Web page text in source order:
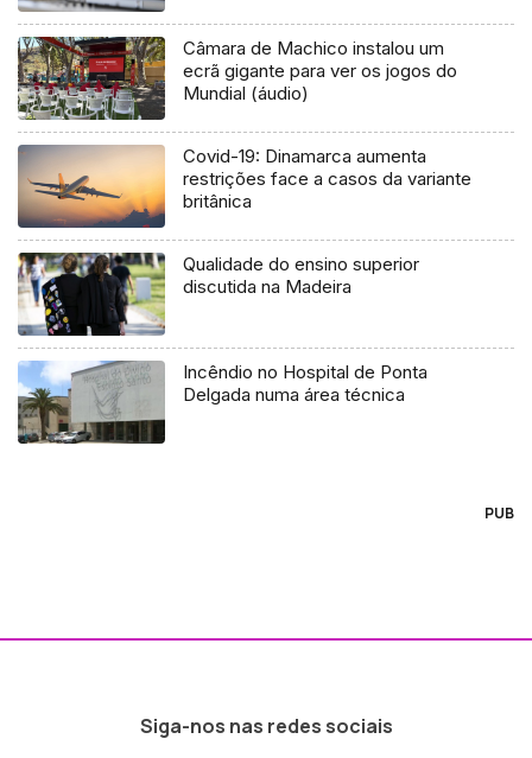
Câmara de Machico instalou um
ecrã gigante para ver os jogos do
Mundial (áudio)
Covid-19: Dinamarca aumenta
restrições face a casos da variante
britânica
Qualidade do ensino superior
discutida na Madeira
Incêndio no Hospital de Ponta
Delgada numa área técnica
PUB
Siga-nos nas redes sociais